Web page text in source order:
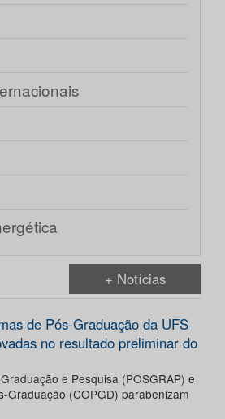
+ Notícias
de Pós-Graduação da UFS
no resultado preliminar do
e Pesquisa (POSGRAP) e
Graduação (COPGD) parabenizam